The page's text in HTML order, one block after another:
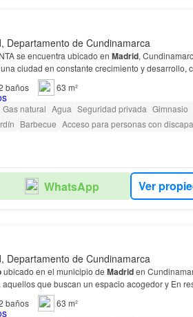
Departamento de Cundinamarca
se encuentra ubicado en Madrid,
ciudad en constante crecimiento y desarrollo,
apartamento
baños
63 m²
Gas natural Agua Seguridad privada Gimnasio
Barbecue Acceso para personas con
WhatsApp Ver
Departamento de Cundinamarca
ubicado en el municipio de Madriden
que buscan un espacio acogedor y En
oportunidad perfecta para aq…
baños
63 m²